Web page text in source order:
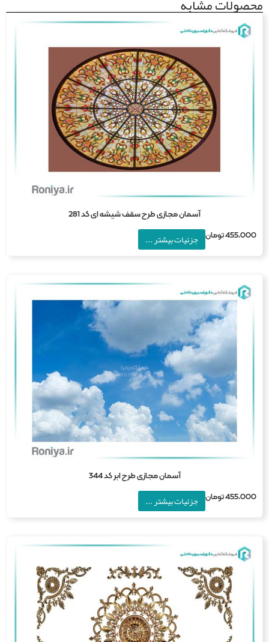
آسمان مجازی طرح سقف شیشه ای کد 281
تومان جزئیات بیشتر ...
آسمان مجازی طرح ابر کد 344
تومان جزئیات بیشتر ...